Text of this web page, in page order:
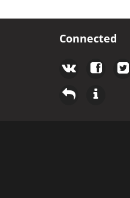
Connected